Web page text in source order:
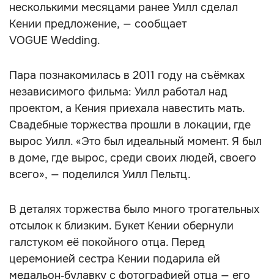
несколькими месяцами ранее Уилл сделал
Кении предложение, — сообщает
VOGUE Wedding.
Пара познакомилась в 2011 году на съёмках
независимого фильма: Уилл работал над
проектом, а Кения приехала навестить мать.
Свадебные торжества прошли в локации, где
вырос Уилл. «Это был идеальный момент. Я был
в доме, где вырос, среди своих людей, своего
всего», — поделился Уилл Пельтц.
В деталях торжества было много трогательных
отсылок к близким. Букет Кении обернули
галстуком её покойного отца. Перед
церемонией сестра Кении подарила ей
медальон‑булавку с фотографией отца — его